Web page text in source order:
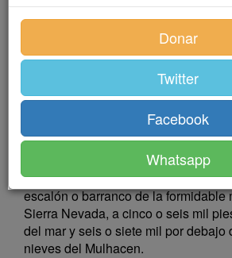
I
La antes famosa y ya poco
forma parte del marquesado de
dijéramos, del respaldo de la
y está medio colgada, medio
escalón o barranco de la formidable
Sierra Nevada, a cinco o seis mil
del mar y seis o siete mil por debajo
nieves del Mulhacen.
Donar
Twitter
Facebook
Whatsapp